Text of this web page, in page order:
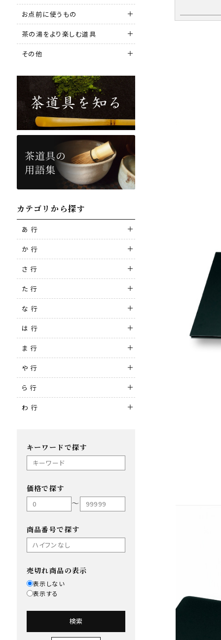
お点前に使うもの
茶の湯をより楽しむ道具
その他
カテゴリから探す
あ 行
か 行
さ 行
た 行
な 行
は 行
ま 行
や 行
ら 行
わ 行
キーワードで探す
価格で探す
〜
商品番号で探す
売切れ商品の表示
表示しない
表示する
検索